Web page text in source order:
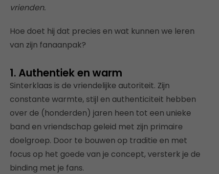
vrienden.
Hoe doet hij dat precies en wat kunnen we leren
van zijn fanaanpak?
1. Authentiek en warm
Sinterklaas is de vriendelijke autoriteit. Zijn
constante warmte, stijl en authenticiteit hebben
over de (honderden) jaren heen tot een unieke
band en vriendschap geleid met zijn primaire
doelgroep. Door te bouwen op traditie en met
focus op het goede van je concept, versterk je de
binding met je fans.